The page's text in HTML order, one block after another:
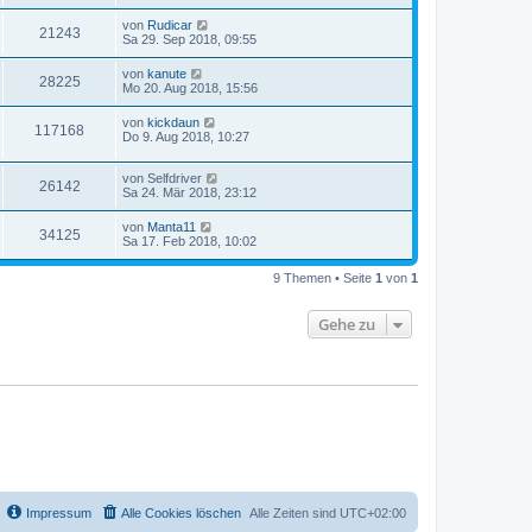
21243 von Rudicar
Sa 29. Sep 2018, 09:55
28225 von kanute
Mo 20. Aug 2018, 15:56
117168 von kickdaun
Do 9. Aug 2018, 10:27
26142 von Selfdriver
Sa 24. Mär 2018, 23:12
34125 von Manta11
Sa 17. Feb 2018, 10:02
9 Themen • Seite 1 von 1
Gehe zu
Alle Zeiten sind UTC+02:00
Alle Cookies löschen
Impressum